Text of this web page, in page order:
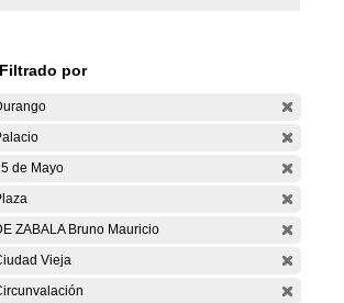
Filtrado por
de Mayo
ZABALA Bruno Mauricio
Vieja